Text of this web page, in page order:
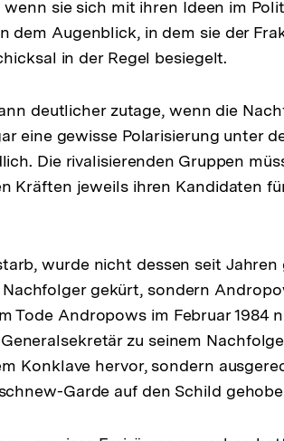
sie sich mit ihren Ideen im
dem Augenblick, in dem sie der
in der Regel besiegelt.
deutlicher zutage, wenn die
eine gewisse Polarisierung unter
Die rivalisierenden Gruppen
Kräften jeweils ihren Kandidaten
wurde nicht dessen seit
gekürt, sondern
Tode Andropows im Februar 1984
zu seinem
Konklave hervor, sondern
Garde auf den Schild